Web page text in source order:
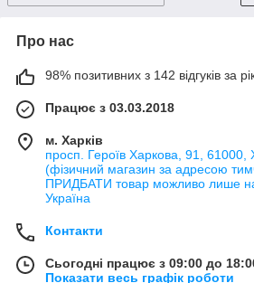
Про нас
98% позитивних з 142 відгуків за
Працює з 03.03.2018
м. Харків
просп. Героїв Харкова, 91, 61000,
(фізичний магазин за адресою
ПРИДБАТИ товар можливо лише
Україна
Контакти
Сьогодні працює з 09:00 до
Показати весь графік роботи